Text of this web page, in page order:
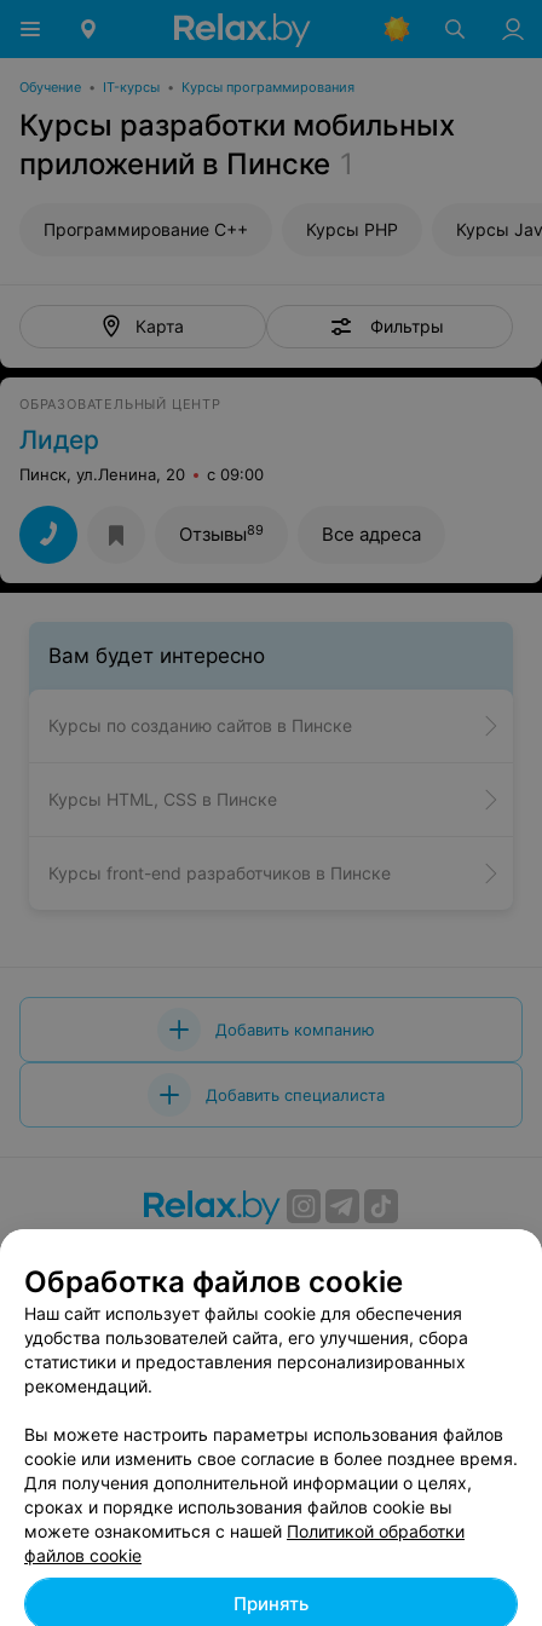
Обучение • IT-курсы • Курсы программирования
Курсы разработки мобильных
приложений в Пинске 1
Программирование С++ Курсы PHP Курсы
Карта Фильтры
ОБРАЗОВАТЕЛЬНЫЙ ЦЕНТР
Лидер
Пинск, ул.Ленина, 20 с 09:00
Отзывы89 Все адреса
Вам будет интересно
Курсы по созданию сайтов в Пинске
Курсы HTML, CSS в Пинске
Курсы front-end разработчиков в Пинске
Добавить компанию
Добавить специалиста
Вакансии
Публичный договор
Способы оплаты
Публичный договор по использованию сервиса
«Афиша»
Пользовательское соглашение
Связаться по вопросам сотрудничества
Написать руководителю relax.by
Персональные настройки cookie
Обработка персональных данных
Обработка файлов cookie
Наш сайт использует файлы cookie для обеспечения
удобства пользователей сайта, его улучшения, сбора
статистики и предоставления персонализированных
рекомендаций.
Вы можете настроить параметры использования файлов
cookie или изменить свое согласие в более позднее время.
Для получения дополнительной информации о целях,
сроках и порядке использования файлов cookie вы
можете ознакомиться с нашей Политикой обработки
файлов cookie
Принять